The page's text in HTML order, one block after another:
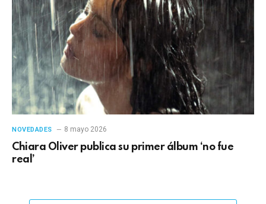
NOVEDADES 8 mayo 2026
Chiara Oliver publica su primer álbum ‘no fue
real’